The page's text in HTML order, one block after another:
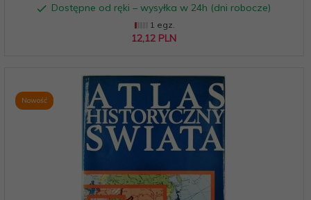
Dostępne od ręki – wysyłka w 24h (dni robocze)
1 egz.
12,12 PLN
Nowość